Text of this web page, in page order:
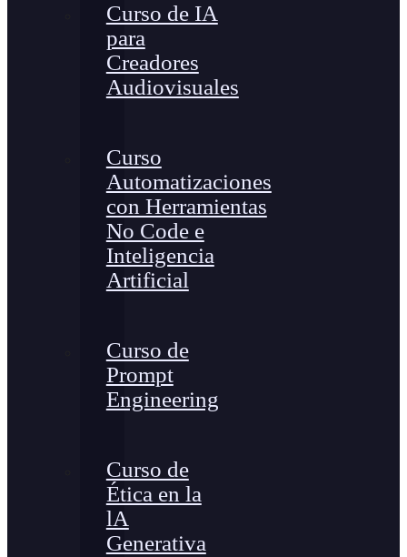
Curso de IA
para
Creadores
Audiovisuales
Curso
Automatizaciones
con Herramientas
No Code e
Inteligencia
Artificial
Curso de
Prompt
Engineering
Curso de
Ética en la
lA
Generativa